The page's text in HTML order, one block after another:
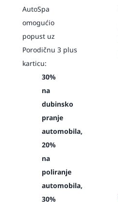
AutoSpa
omogućio
popust uz
Porodičnu 3 plus
karticu:
30%
na
dubinsko
pranje
automobila,
20%
na
poliranje
automobila,
30%